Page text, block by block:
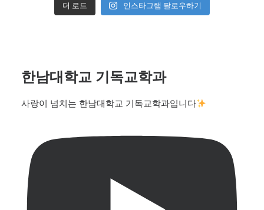
더 로드 인스타그램 팔로우하기
한남대학교 기독교학과
사랑이 넘치는 한남대학교 기독교학과입니다